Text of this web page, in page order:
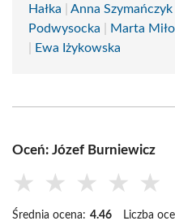
Hałka
Anna Szymańczyk
Podwysocka
Marta
Ewa Iżykowska
Oceń: Józef Burniewicz
★ ★ ★ ★ ★
Średnia ocena: 4.46 Liczba